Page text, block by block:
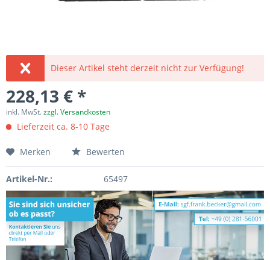
Dieser Artikel steht derzeit nicht zur Verfügung!
228,13 € *
inkl. MwSt.zzgl. Versandkosten
Lieferzeit ca. 8-10 Tage
Merken Bewerten
Artikel-Nr.: 65497